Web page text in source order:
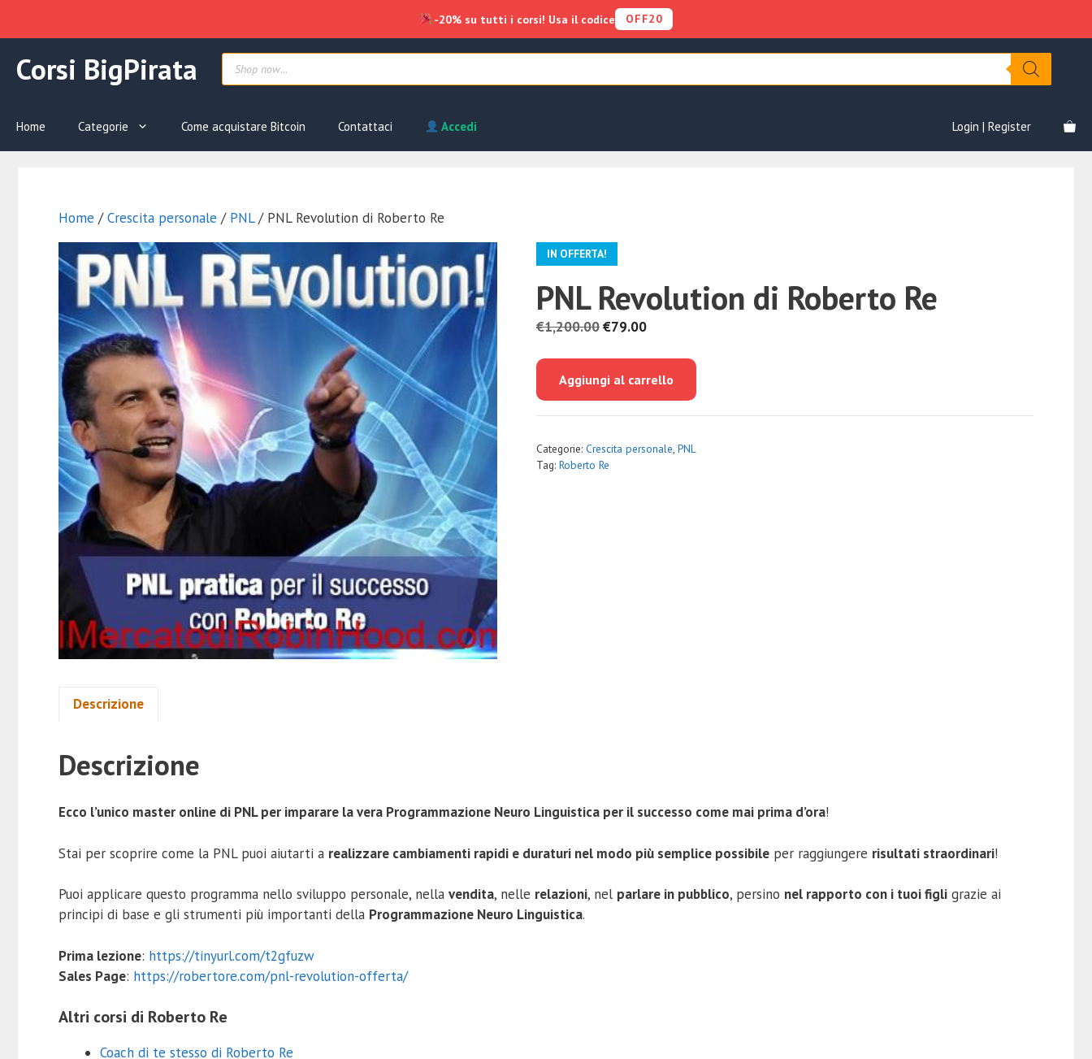
contenuto
Corsi BigPirata Products
search
Home Categorie Come acquistare Bitcoin Contattaci Accedi Login | Register
Home /Crescita personale / PNL/ PNL Revolution di Roberto Re
IN OFFERTA!
PNL Revolution di Roberto Re
€1,200.00Il
era:
€79.00Il
è:
Aggiungi al carrello
Categorie: Crescita personale PNL
Tag: Roberto Re
Descrizione
Descrizione
Ecco l’unico master online di PNL per imparare la vera Programmazione Neuro Linguistica per il successo come mai prima d’ora!
Stai per scoprire come la PNL puoi aiutarti a realizzare cambiamenti rapidi e duraturi nel modo più semplice possibile per raggiungere risultati straordinari!
Puoi applicare questo programma nello sviluppo personale, nella vendita, nelle relazioni, nel parlare in pubblico, persino nel rapporto con i tuoi figli grazie ai
principi di base e gli strumenti più importanti della Programmazione Neuro Linguistica.
Prima lezione: https://tinyurl.com/t2gfuzw
Sales Page: https://robertore.com/pnl-revolution-offerta/
Altri corsi di Roberto Re
Coach di te stesso di Roberto Re
€1,200.00.€79.00.
quantità
-20% su tutti i corsi! Usa il codice OFF20